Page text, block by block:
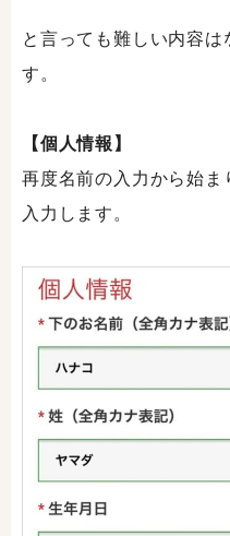
と言っても難しい内容は
す。
【個人情報】
再度名前の入力から始
入力します。